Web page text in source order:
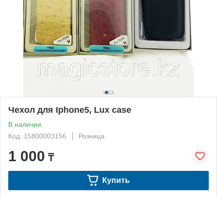
Чехол для Iphone5, Lux case
В наличии
Код: 15800003156
Розница
1 000 ₸
Купить